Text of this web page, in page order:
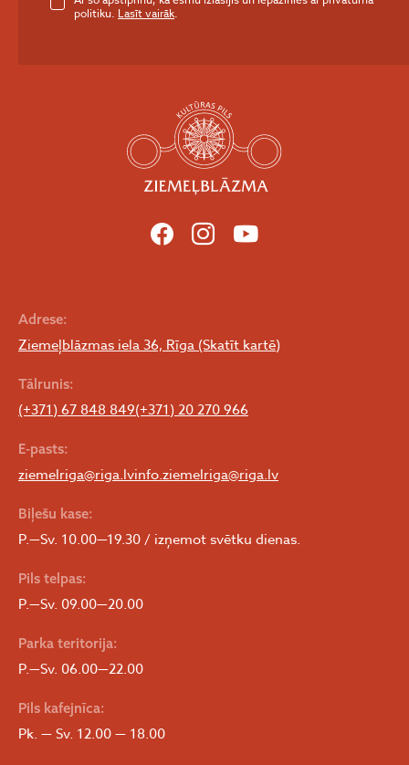
Adrese:
Ziemeļblāzmas iela 36, Rīga (Skatīt kartē)
Tālrunis:
(+371) 67 848 849(+371) 20 270 966
E-pasts:
ziemelriga@riga.lvinfo.ziemelriga@riga.lv
Biļešu kase:
P.—Sv. 10.00—19.30 / izņemot svētku dienas.
Pils telpas:
P.—Sv. 09.00—20.00
Parka teritorija:
P.—Sv. 06.00—22.00
Pils kafejnīca:
Pk. — Sv. 12.00 — 18.00
politiku. Lasīt vairāk.